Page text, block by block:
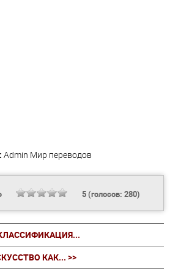
Admin Мир переводов
5(голосов: 280)
КАК... >>